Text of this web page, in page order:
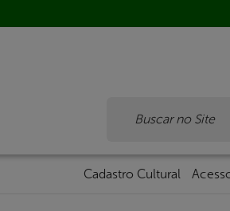
Cadastro Cultural